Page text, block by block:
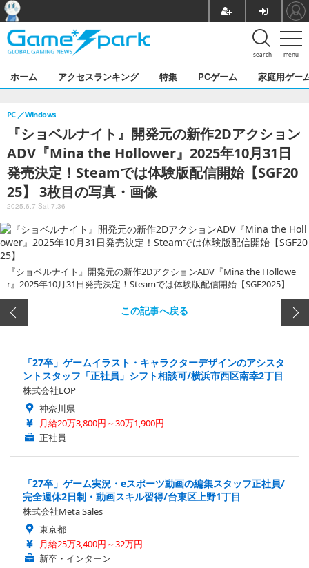
menu
search
ホーム アクセスランキング 特集 PCゲーム 家庭用ゲー
『ショベルナイト』開発元の新作2Dアクション
ADV『Mina the Hollower』2025年10月31日
発売決定！Steamでは体験版配信開始【SGF20
25】 3枚目の写真・画像
PC Windows
2025.6.7 Sat 7:36
『ショベルナイト』開発元の新作2DアクションADV『Mina the Hollowe
r』2025年10月31日発売決定！Steamでは体験版配信開始【SGF2025】
この記事へ戻る
「27卒」ゲームイラスト・キャラクターデザインのアシスタ
ントスタッフ「正社員」シフト相談可/横浜市西区南幸2丁目
株式会社LOP
神奈川県
月給20万3,800円～30万1,900円
正社員
「27卒」ゲーム実況・eスポーツ動画の編集スタッフ正社員/
完全週休2日制・動画スキル習得/台東区上野1丁目
株式会社Meta Sales
東京都
月給25万3,400円～32万円
新卒・インターン